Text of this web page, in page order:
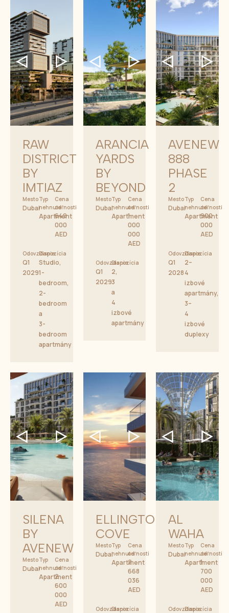
RAW
DISTRICT
BY
IMTIAZ
Mesto
Dubai
Typ
nehnuteľnosti
Apartment
Cena
od
649
000
AED
Odovzdanie
Q1
2029
Dispozícia
Studio,
1-
bedroom,
2-
bedroom
a
3-
bedroom
apartmány
ARANCIA
YARDS
BY
BEYOND
Mesto
Dubai
Typ
nehnuteľnosti
Apartment
Cena
od
1
000
000
AED
Odovzdanie
Q1
2029
Dispozícia
2,
3
a
4
izbové
apartmány
AVENEW
888
PHASE
2
Mesto
Dubai
Typ
nehnuteľnosti
Apartment
Cena
od
900
000
AED
Odovzdanie
Q1
2028
Dispozícia
2–
4
izbové
apartmány,
3–
4
izbové
duplexy
SILENA
BY
AVENEW
Mesto
Dubai
Typ
nehnuteľnosti
Apartment
Cena
od
2
600
000
AED
ELLINGTON
COVE
Mesto
Dubai
Typ
nehnuteľnosti
Apartment
Cena
od
2
668
036
AED
Odovzdanie
Dispozícia
AL
WAHA
Mesto
Dubai
Typ
nehnuteľnosti
Apartment
Cena
od
1
700
000
AED
Odovzdanie
Dispozícia